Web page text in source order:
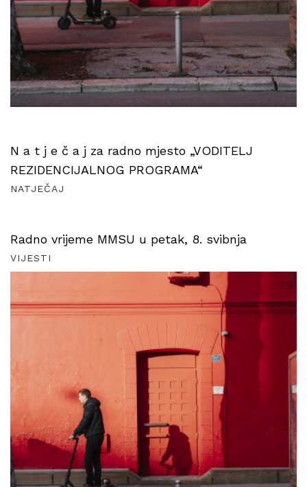
N a t j e č a j za radno mjesto „VODITELJ
REZIDENCIJALNOG PROGRAMA“
NATJEČAJ
Radno vrijeme MMSU u petak, 8. svibnja
VIJESTI